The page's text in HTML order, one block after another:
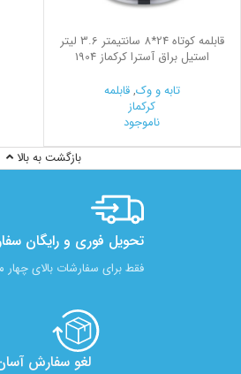
قابلمه کوتاه 24*8 سانتیمتر 3.6 لیتر
استیل براق آسترا کرکماز 1904
تابه و وک,قابلمه
کرکماز
ناموجود
بازگشت به بالا
تحویل فوری و رایگان
فقط برای سفارشات بالای چهار
لغو سفارش